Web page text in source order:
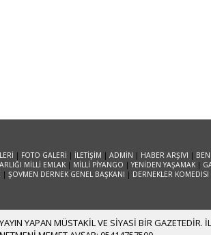
| FOTO GALERİ | İLETİŞİM | ADMİN | HABER ARŞIVI |
MİLLİ EMLAK | MİLLİ PİYANGO |YENİDEN YAŞAMAK |
| ŞOVMEN DERNEK GENEL BAŞKANI | DERNEKLER KOMEDISI
YAPAN MÜSTAKİL VE SİYASİ BİR GAZETEDİR.